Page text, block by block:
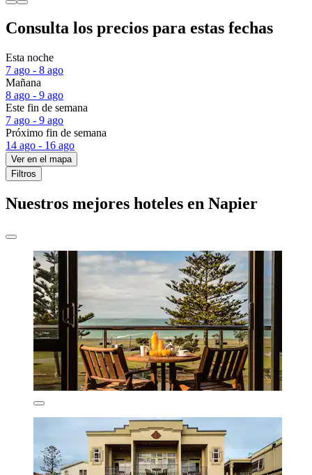
Consulta los precios para estas fechas
Esta noche
7 ago - 8 ago
Mañana
8 ago - 9 ago
Este fin de semana
7 ago - 9 ago
Próximo fin de semana
14 ago - 16 ago
Ver en el mapa
Filtros
Nuestros mejores hoteles en Napier